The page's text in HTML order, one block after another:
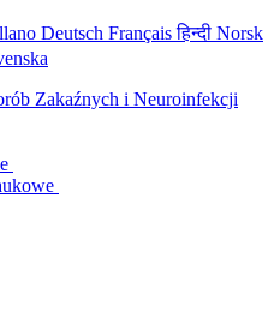
Deutsch Françaisहिन्दी Norsk
Zakaźnych i Neuroinfekcji